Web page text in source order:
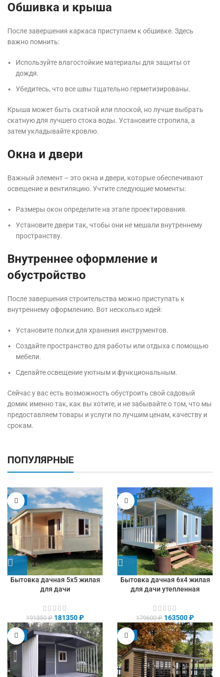
Обшивка и крыша
После завершения каркаса приступаем к обшивке. Здесь
важно помнить:
Используйте влагостойкие материалы для защиты от
дождя.
Убедитесь, что все швы тщательно герметизированы.
Крыша может быть скатной или плоской, но лучше выбрать
скатную для лучшего стока воды. Установите стропила, а
затем укладывайте кровлю.
Окна и двери
Важный элемент – это окна и двери, которые обеспечивают
освещение и вентиляцию. Учтите следующие моменты:
Размеры окон определите на этапе проектирования.
Установите двери так, чтобы они не мешали внутреннему
пространству.
Внутреннее оформление и
обустройство
После завершения строительства можно приступать к
внутреннему оформлению. Вот несколько идей:
Установите полки для хранения инструментов.
Создайте пространство для работы или отдыха с помощью
мебели.
Сделайте освещение уютным и функциональным.
Сейчас у вас есть возможность обустроить свой садовый
домик именно так, как вы хотите, и не забывайте о том, что мы
предоставляем товары и услуги по лучшим ценам, качеству и
срокам.
ПОПУЛЯРНЫЕ
-5%
Бытовка дачная 5х5 жилая
для дачи
191350₽ 181350₽
-9%
Бытовка дачная 6х4 жилая
для дачи утепленная
179600₽ 163500₽
-8% -9%